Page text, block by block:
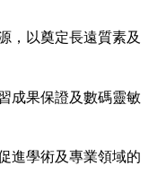
，以奠定長遠質素及
成果保證及數碼靈敏
進學術及專業領域的